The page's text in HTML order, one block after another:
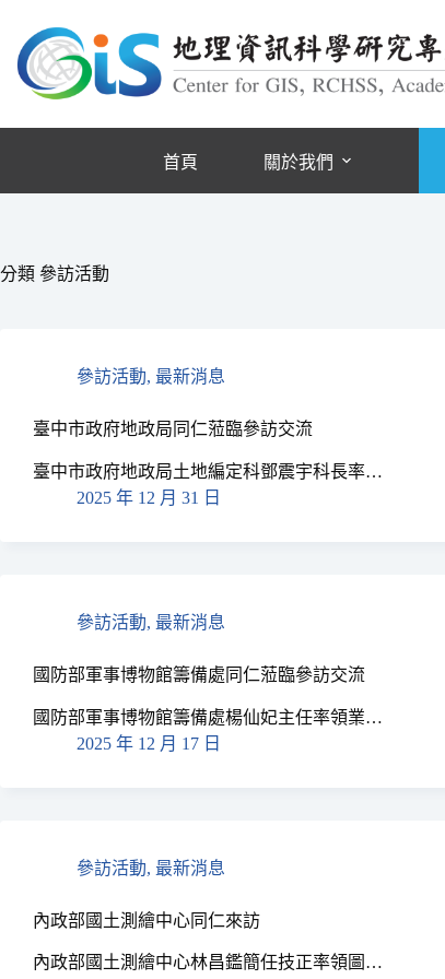
首頁 關於我們
分類 參訪活動
參訪活動, 最新消息
臺中市政府地政局同仁蒞臨參訪交流
臺中市政府地政局土地編定科鄧震宇科長率…
2025 年 12 月 31 日
參訪活動, 最新消息
國防部軍事博物館籌備處同仁蒞臨參訪交流
國防部軍事博物館籌備處楊仙妃主任率領業…
2025 年 12 月 17 日
參訪活動, 最新消息
內政部國土測繪中心同仁來訪
內政部國土測繪中心林昌鑑簡任技正率領圖…